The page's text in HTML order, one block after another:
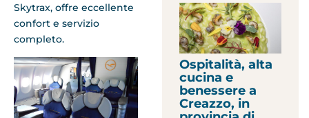
Skytrax, offre eccellente
confort e servizio
completo.
Ospitalità, alta
cucina e
benessere a
Creazzo, in